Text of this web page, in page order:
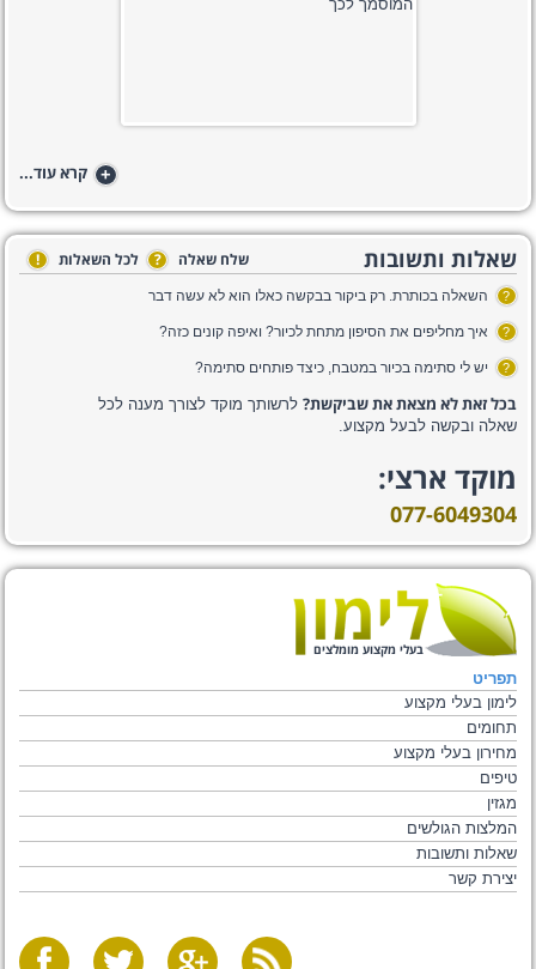
+ קרא עוד...
שאלות ותשובות לכל השאלות ! שלח שאלה ?
? השאלה בכותרת. רק ביקור בבקשה כאלו הוא לא עשה דבר
? איך מחליפים את הסיפון מתחת לכיור? ואיפה קונים כזה?
? יש לי סתימה בכיור במטבח, כיצד פותחים סתימה?
בכל זאת לא מצאת את שביקשת? לרשותך מוקד לצורך מענה לכל
שאלה ובקשה לבעל מקצוע.
מוקד ארצי:
077-6049304
בעלי מקצוע מומלצים
תפריט
לימון בעלי מקצוע
תחומים
מחירון בעלי מקצוע
טיפים
מגזין
המלצות הגולשים
שאלות ותשובות
יצירת קשר